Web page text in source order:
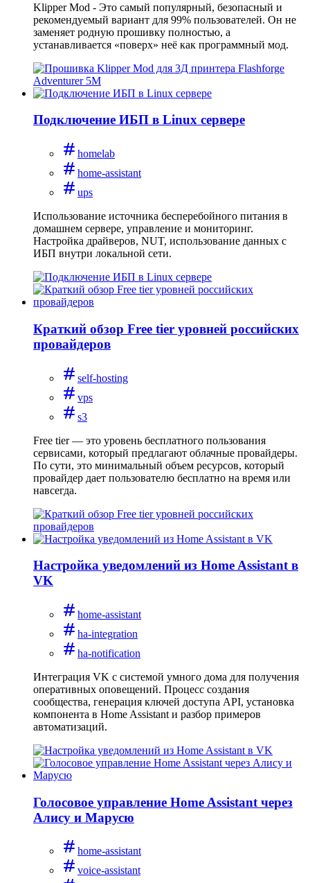
Klipper Mod - Это самый популярный, безопасный и
рекомендуемый вариант для 99% пользователей. Он не
заменяет родную прошивку полностью, а
устанавливается «поверх» неё как программный мод.
Подключение ИБП в Linux сервере
homelab
home-assistant
ups
Использование источника бесперебойного питания в
домашнем сервере, управление и мониторинг.
Настройка драйверов, NUT, использование данных с
ИБП внутри локальной сети.
Краткий обзор Free tier уровней российских
провайдеров
self-hosting
vps
s3
Free tier — это уровень бесплатного пользования
сервисами, который предлагают облачные провайдеры.
По сути, это минимальный объем ресурсов, который
провайдер дает пользователю бесплатно на время или
навсегда.
Настройка уведомлений из Home Assistant в
VK
home-assistant
ha-integration
ha-notification
Интеграция VK с системой умного дома для получения
оперативных оповещений. Процесс создания
сообщества, генерация ключей доступа API, установка
компонента в Home Assistant и разбор примеров
автоматизаций.
Голосовое управление Home Assistant через
Алису и Марусю
home-assistant
voice-assistant